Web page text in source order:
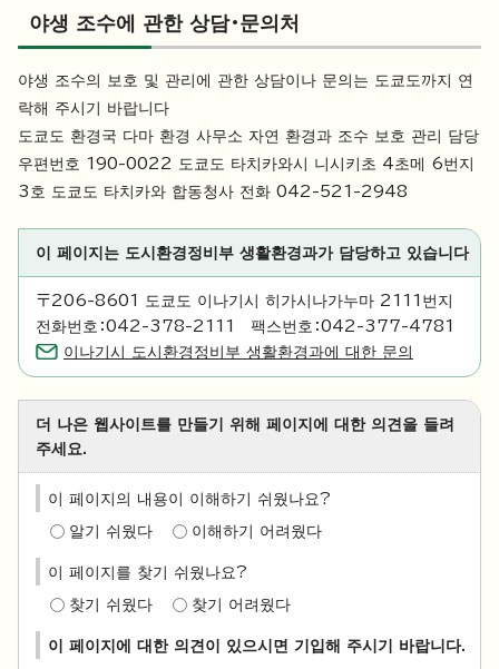
야생 조수에 관한 상담・문의처
야생 조수의 보호 및 관리에 관한 상담이나 문의는 도쿄도까지 연
락해 주시기 바랍니다
도쿄도 환경국 다마 환경 사무소 자연 환경과 조수 보호 관리 담당
우편번호 190-0022 도쿄도 타치카와시 니시키초 4초메 6번지
3호 도쿄도 타치카와 합동청사 전화 042-521-2948
이 페이지는 도시환경정비부 생활환경과가 담당하고 있습니다
〒206-8601 도쿄도 이나기시 히가시나가누마 2111번지
전화번호：042-378-2111 팩스번호：042-377-4781
이나기시 도시환경정비부 생활환경과에 대한 문의
더 나은 웹사이트를 만들기 위해 페이지에 대한 의견을 들려
주세요.
이 페이지의 내용이 이해하기 쉬웠나요?
알기 쉬웠다 이해하기 어려웠다
이 페이지를 찾기 쉬웠나요?
찾기 쉬웠다 찾기 어려웠다
이 페이지에 대한 의견이 있으시면 기입해 주시기 바랍니다.